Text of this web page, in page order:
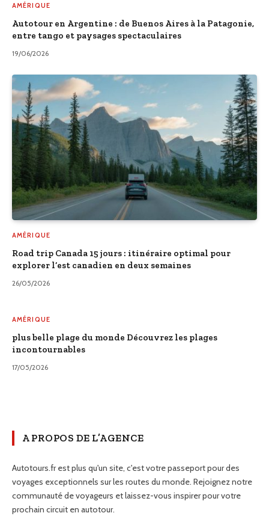
AMÉRIQUE
Autotour en Argentine : de Buenos Aires à la Patagonie,
entre tango et paysages spectaculaires
19/06/2026
AMÉRIQUE
Road trip Canada 15 jours : itinéraire optimal pour
explorer l’est canadien en deux semaines
26/05/2026
AMÉRIQUE
plus belle plage du monde Découvrez les plages
incontournables
17/05/2026
A PROPOS DE L’AGENCE
Autotours.fr est plus qu'un site, c'est votre passeport pour des
voyages exceptionnels sur les routes du monde. Rejoignez notre
communauté de voyageurs et laissez-vous inspirer pour votre
prochain circuit en autotour.